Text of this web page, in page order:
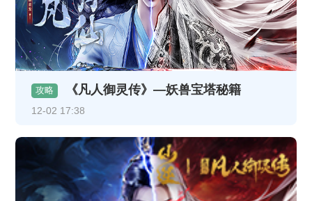
攻略 《凡人御灵传》—妖兽宝塔秘籍
12-02 17:38